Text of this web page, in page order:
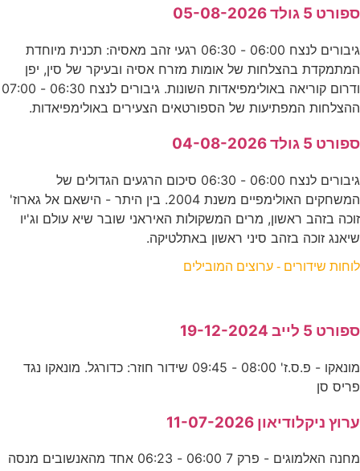
ספורט 5 גולד 05-08-2026
גיבורים לנצח 06:00 - 06:30 רגעי זהב מאסיה: תכנית מיוחדת
המתמקדת בהצלחות של אומות מזרח אסיה ובעיקר של סין, יפן
ודרום קוריאה באולימפיאדות השונות. גיבורים לנצח 06:30 - 07:00
ההצלחות המפתיעות של הספורטאים הצעירים באולימפיאדות.
ספורט 5 גולד 04-08-2026
גיבורים לנצח 06:00 - 06:30 סיכום הרגעים הגדולים של
המשחקים האולימפיים משנת 2004. בין היתר - הישאם אל גארוז'
זוכה בזהב ראשון, מרים המשקולות האיראני שובר שיא עולם וג'יו
שיאנג זוכה בזהב סיני ראשון באתלטיקה.
לוחות שידורים - ערוצים המובילים
ספורט 5 לייב 19-12-2024
מונאקו - פ.ס.ז' 08:00 - 09:45 שידור חוזר: כדורגל. מונאקו נגד
פריס סן
ערוץ ניקלודיאון 11-07-2026
מחנה האלמוגים - פרק 7 06:00 - 06:23 אחד מהאנשובים מנסה